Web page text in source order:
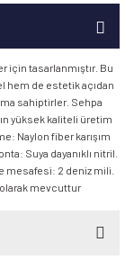
için tasarlanmıştır. Bu
hem de estetik açıdan
sahiptirler. Sehpa
yüksek kaliteli üretim
Naylon fiber karışım
Suya dayanıklı nitril.
mesafesi: 2 deniz mili.
olarak mevcuttur